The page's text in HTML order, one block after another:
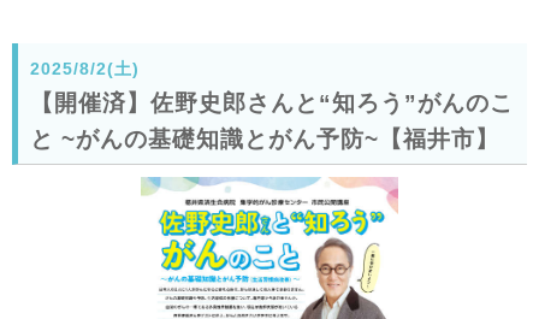
2025/8/2(土)
【開催済】佐野史郎さんと“知ろう”がんのこ
と ~がんの基礎知識とがん予防~【福井市】